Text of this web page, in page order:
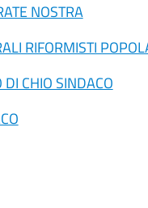
NOSTRA
RIFORMISTI
CHIO SINDACO